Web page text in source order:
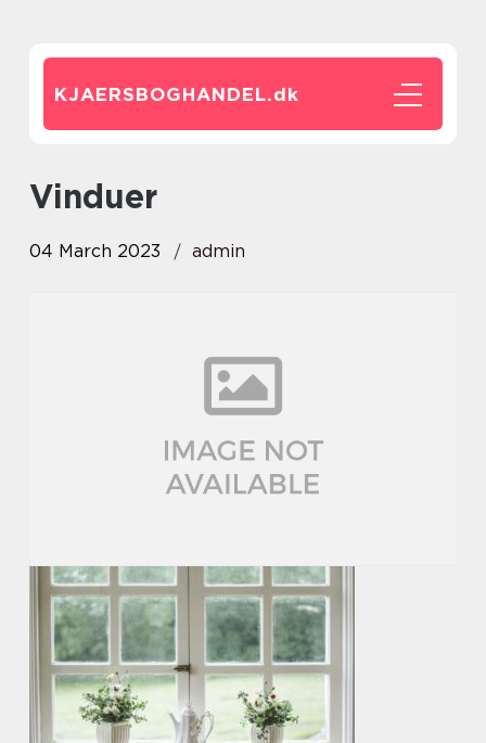
KJAERSBOGHANDEL.dk
vinduer
04 March 2023 admin